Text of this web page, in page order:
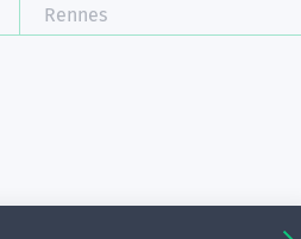
Rennes
à